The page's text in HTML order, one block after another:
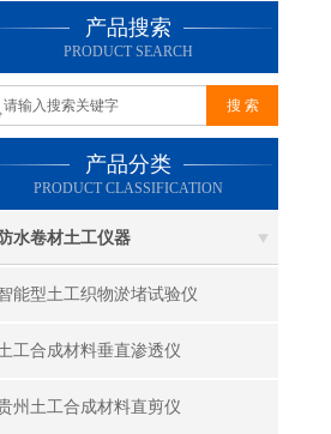
产品搜索
PRODUCT SEARCH
产品分类
PRODUCT CLASSIFICATION
防水卷材土工仪器
能型土工织物淤堵试验仪
工合成材料垂直渗透仪
州土工合成材料直剪仪